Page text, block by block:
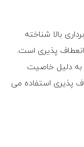
بالا شناخته
پذیری است.
به دلیل خاصیت
پذیری استفاده می